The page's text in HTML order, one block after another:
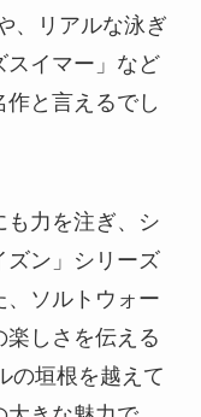
、リアルな泳ぎ
スイマー」など
と言えるでし
も力を注ぎ、シ
ズン」シリーズ
、ソルトウォー
楽しさを伝える
の垣根を越えて